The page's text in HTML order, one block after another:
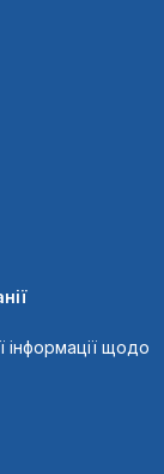
інформації щодо